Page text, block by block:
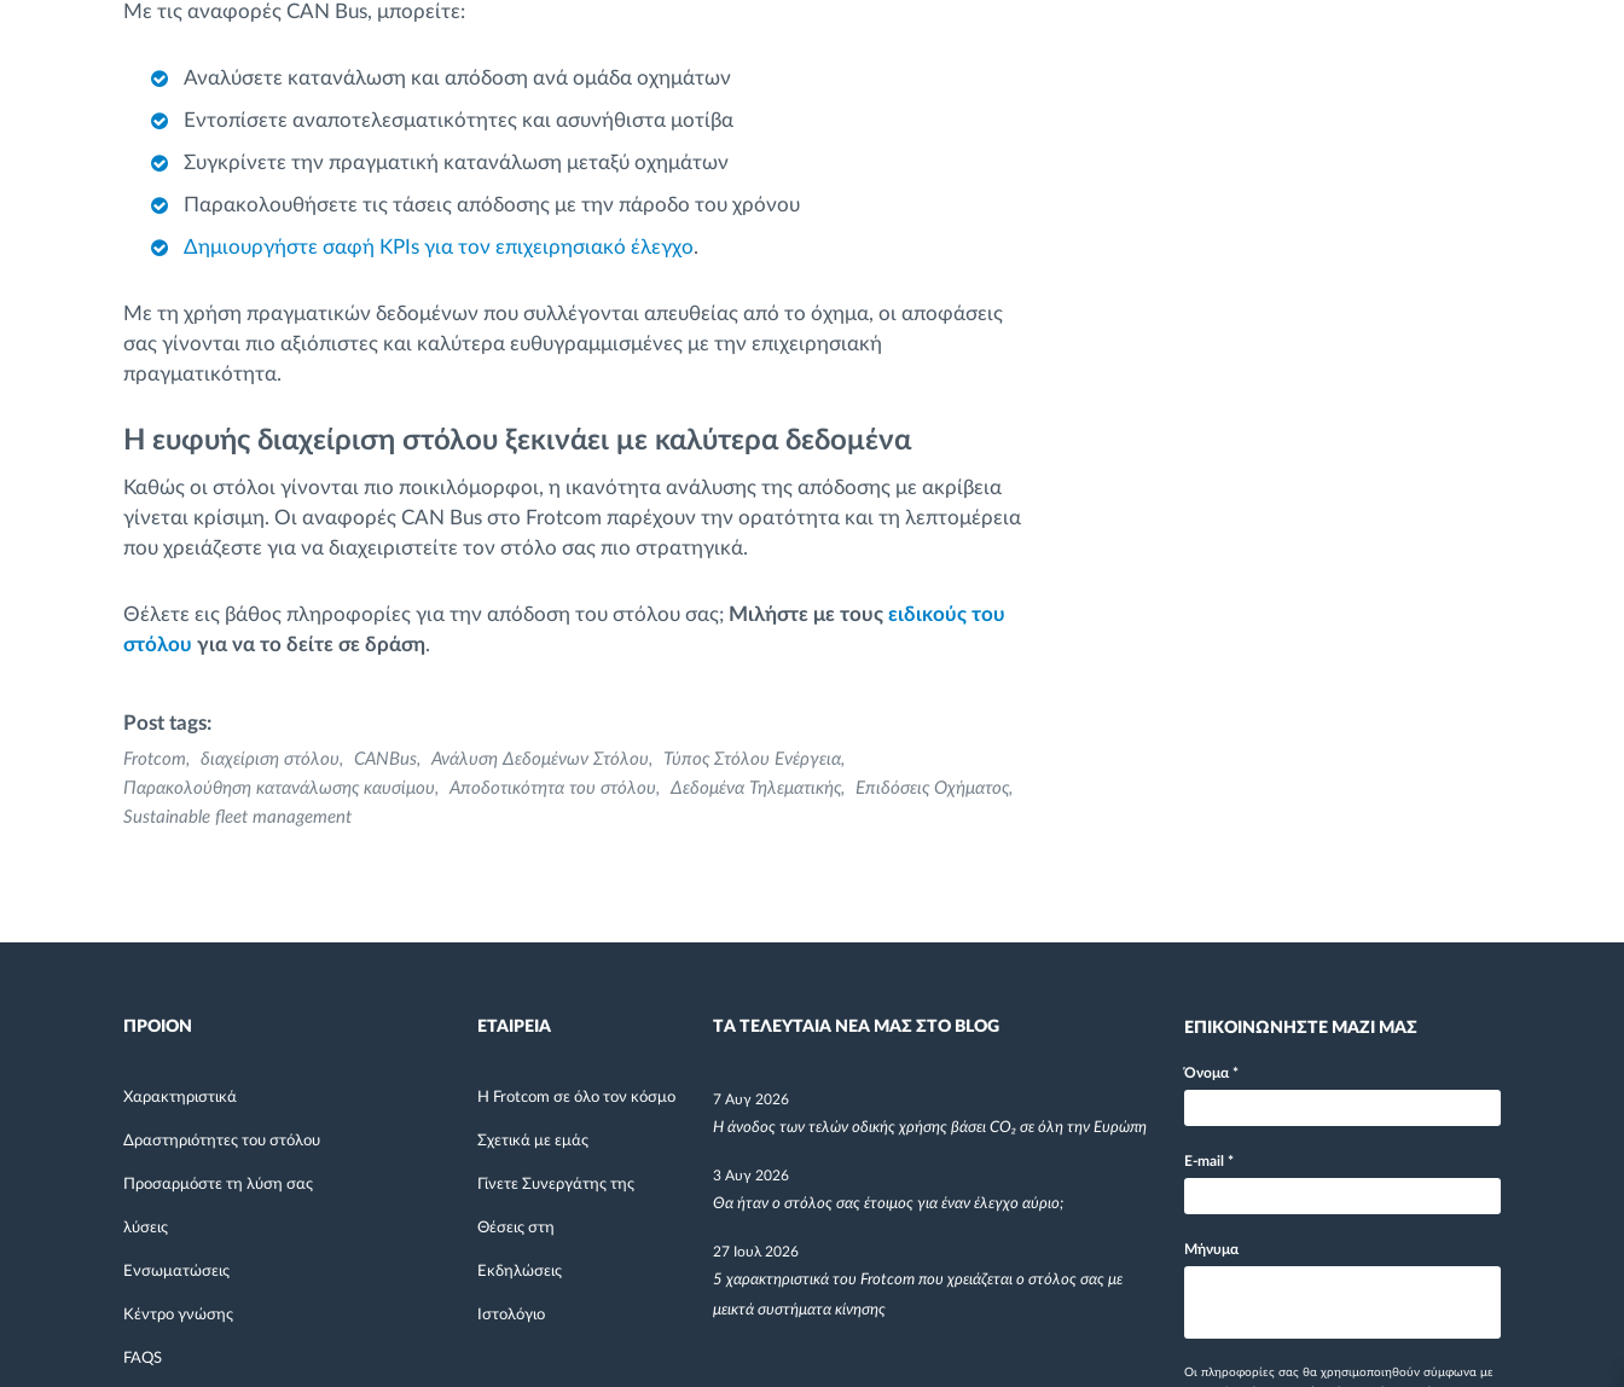
Με τις αναφορές CAN Bus, μπορείτε:
Αναλύσετε κατανάλωση και απόδοση ανά ομάδα οχημάτων
Εντοπίσετε αναποτελεσματικότητες και ασυνήθιστα μοτίβα
Συγκρίνετε την πραγματική κατανάλωση μεταξύ οχημάτων
Παρακολουθήσετε τις τάσεις απόδοσης με την πάροδο του χρόνου
Δημιουργήστε σαφή KPIs για τον επιχειρησιακό έλεγχο.
Με τη χρήση πραγματικών δεδομένων που συλλέγονται απευθείας από το όχημα, οι αποφάσεις
σας γίνονται πιο αξιόπιστες και καλύτερα ευθυγραμμισμένες με την επιχειρησιακή
πραγματικότητα.
Η ευφυής διαχείριση στόλου ξεκινάει με καλύτερα δεδομένα
Καθώς οι στόλοι γίνονται πιο ποικιλόμορφοι, η ικανότητα ανάλυσης της απόδοσης με ακρίβεια
γίνεται κρίσιμη. Οι αναφορές CAN Bus στο Frotcom παρέχουν την ορατότητα και τη λεπτομέρεια
που χρειάζεστε για να διαχειριστείτε τον στόλο σας πιο στρατηγικά.
Θέλετε εις βάθος πληροφορίες για την απόδοση του στόλου σας; Μιλήστε με τους ειδικούς του
στόλου για να το δείτε σε δράση.
Post tags:
Frotcom διαχείριση στόλου CANBus Ανάλυση Δεδομένων Στόλου
Τύπος Στόλου Ενέργεια
Παρακολούθηση κατανάλωσης καυσίμου
Αποδοτικότητα του στόλου Δεδομένα Τηλεματικής
Επιδόσεις Οχήματος
Sustainable fleet management
ΠΡΟΙΟΝ
Χαρακτηριστικά
Δραστηριότητες του στόλου
Προσαρμόστε τη λύση σας
λύσεις
Ενσωματώσεις
Κέντρο γνώσης
FAQS
ΕΤΑΙΡΕΙΑ
Η Frotcom σε όλο τον κόσμο
Σχετικά με εμάς
Γίνετε Συνεργάτης της
Θέσεις στη
Εκδηλώσεις
Ιστολόγιο
TΑ ΤΕΛΕΥΤΑΙΑ ΝΕΑ ΜΑΣ ΣΤΟ BLOG
7 Αυγ 2026
Η άνοδος των τελών οδικής χρήσης βάσει CO₂ σε όλη την Ευρώπη
3 Αυγ 2026
Θα ήταν ο στόλος σας έτοιμος για έναν έλεγχο αύριο;
27 Ιουλ 2026
5 χαρακτηριστικά του Frotcom που χρειάζεται ο στόλος σας με
μεικτά συστήματα κίνησης
ΕΠΙΚΟΙΝΩΝΗΣΤΕ ΜΑΖΙ ΜΑΣ
Όνομα *
E-mail *
Μήνυμα
Οι πληροφορίες σας θα χρησιμοποιηθούν σύμφωνα με